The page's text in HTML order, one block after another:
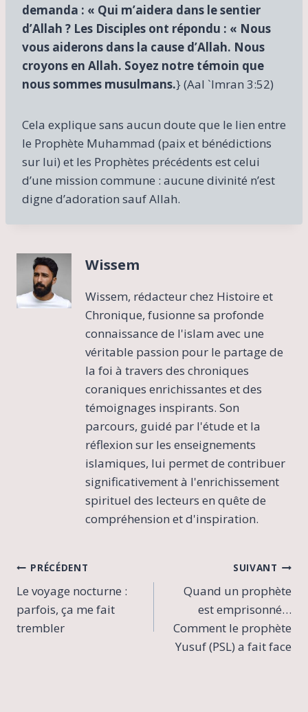
demanda : « Qui m’aidera dans le sentier
d’Allah ? Les Disciples ont répondu : « Nous
vous aiderons dans la cause d’Allah. Nous
croyons en Allah. Soyez notre témoin que
nous sommes musulmans.} (Aal `Imran 3:52)
Cela explique sans aucun doute que le lien entre
le Prophète Muhammad (paix et bénédictions
sur lui) et les Prophètes précédents est celui
d’une mission commune : aucune divinité n’est
digne d’adoration sauf Allah.
Wissem
Wissem, rédacteur chez Histoire et
Chronique, fusionne sa profonde
connaissance de l'islam avec une
véritable passion pour le partage de
la foi à travers des chroniques
coraniques enrichissantes et des
témoignages inspirants. Son
parcours, guidé par l'étude et la
réflexion sur les enseignements
islamiques, lui permet de contribuer
significativement à l'enrichissement
spirituel des lecteurs en quête de
compréhension et d'inspiration.
Navigation
de
l’article
PRÉCÉDENT
Le voyage nocturne :
parfois, ça me fait
trembler
SUIVANT
Quand un prophète
est emprisonné…
Comment le prophète
Yusuf (PSL) a fait face